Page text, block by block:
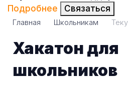
Подробнее
Связаться
Главная Школьникам
Хакатон для
школьников